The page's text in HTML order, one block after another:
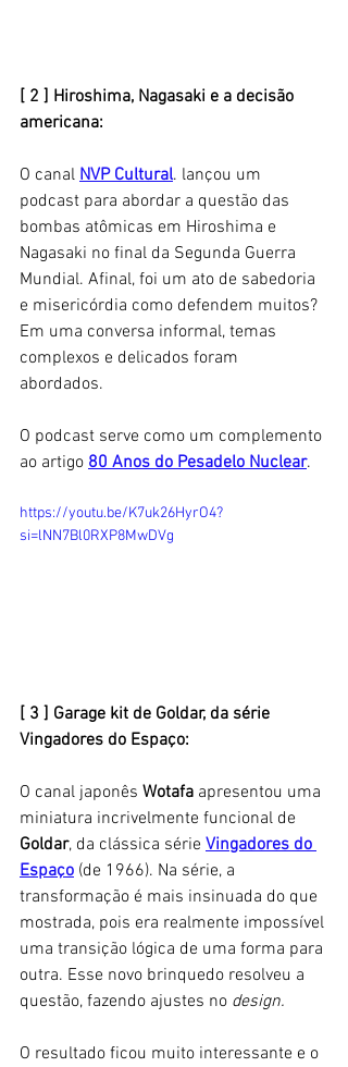
[ 2 ] Hiroshima, Nagasaki e a decisão
americana:
O canal NVP Cultural. lançou um
podcast para abordar a questão das
bombas atômicas em Hiroshima e
Nagasaki no final da Segunda Guerra
Mundial. Afinal, foi um ato de sabedoria
e misericórdia como defendem muitos?
Em uma conversa informal, temas
complexos e delicados foram
abordados.
O podcast serve como um complemento
ao artigo 80 Anos do Pesadelo Nuclear.
https://youtu.be/K7uk26HyrO4?
si=lNN7Bl0RXP8MwDVg
[ 3 ] Garage kit de Goldar, da série
Vingadores do Espaço:
O canal japonês Wotafa apresentou uma
miniatura incrivelmente funcional de
Goldar, da clássica série Vingadores do
Espaço (de 1966). Na série, a
transformação é mais insinuada do que
mostrada, pois era realmente impossível
uma transição lógica de uma forma para
outra. Esse novo brinquedo resolveu a
questão, fazendo ajustes no design.
O resultado ficou muito interessante e o